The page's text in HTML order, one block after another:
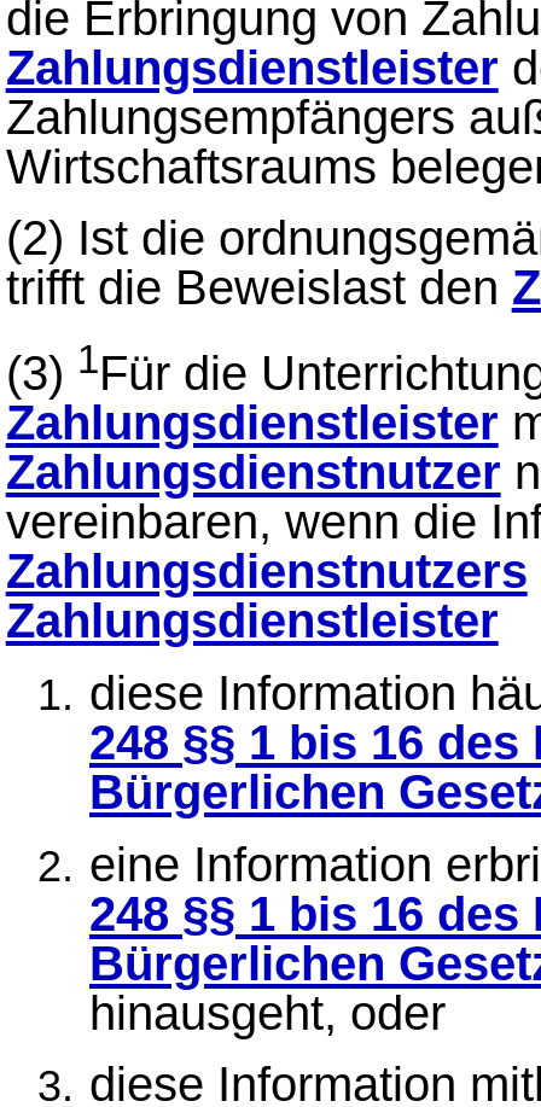
die Erbringung von
Zahlungsdienstleister
Zahlungsempfängers
Wirtschaftsraums
(2) Ist die
trifft die Beweislast den
(3) 1Für die
Zahlungsdienstleister
Zahlungsdienstnutzer
vereinbaren, wenn die
Zahlungsdienstnutzers
Zahlungsdienstleister
diese Information
248 §§ 1 bis 16
Bürgerlichen
eine Information
248 §§ 1 bis 16
Bürgerlichen
hinausgeht, oder
diese Information